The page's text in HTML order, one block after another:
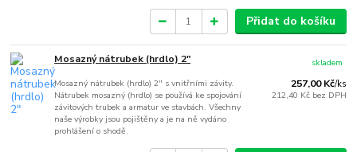
Přidat do košíku
Mosazný nátrubek (hrdlo) 2"
Mosazný nátrubek (hrdlo) 2" s vnitřními závity.
Nátrubek mosazný (hrdlo) se používá ke spojování
závitových trubek a armatur ve stavbách. Všechny
naše výrobky jsou pojištěny a je na ně vydáno
prohlášení o shodě.
257,00 Kč/ks
212,40 Kč bez DPH
skladem